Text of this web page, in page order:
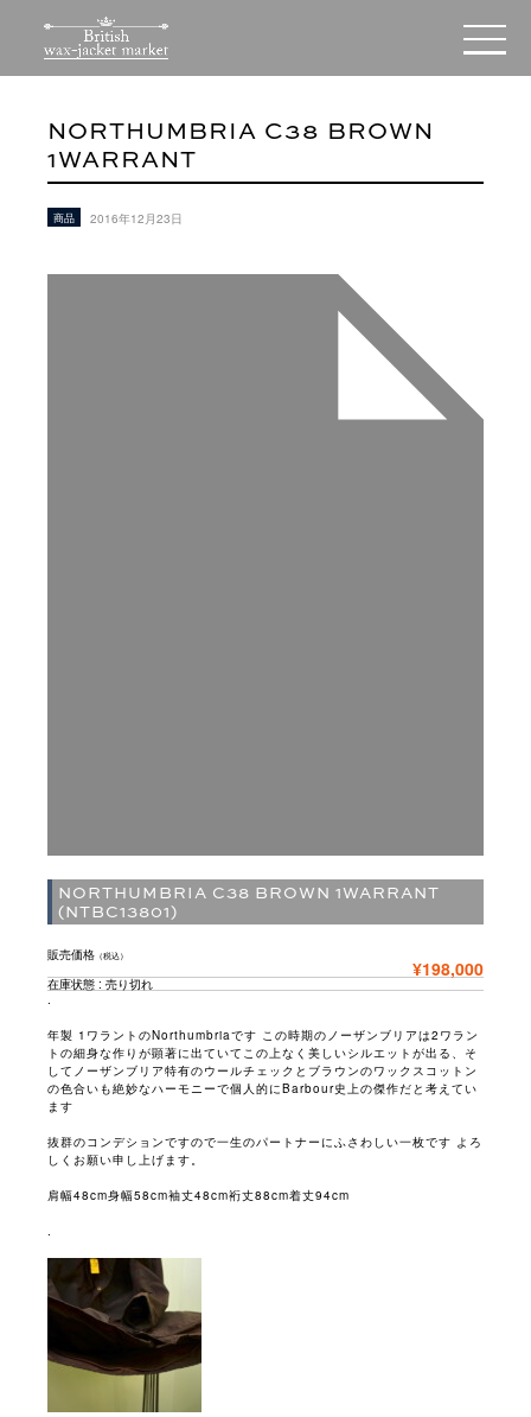
NORTHUMBRIA C38 BROWN
1WARRANT
商品 2016年12月23日
NORTHUMBRIA C38 BROWN 1WARRANT
(NTBC13801)
販売価格 （税込）
¥198,000
在庫状態 : 売り切れ
.
年製 1ワラントのNorthumbriaです この時期のノーザンブリアは2ワラン
トの細身な作りが顕著に出ていてこの上なく美しいシルエットが出る、そ
してノーザンブリア特有のウールチェックとブラウンのワックスコットン
の色合いも絶妙なハーモニーで個人的にBarbour史上の傑作だと考えてい
ます
抜群のコンデションですので一生のパートナーにふさわしい一枚です よろ
しくお願い申し上げます。
肩幅48cm身幅58cm袖丈48cm裄丈88cm着丈94cm
.